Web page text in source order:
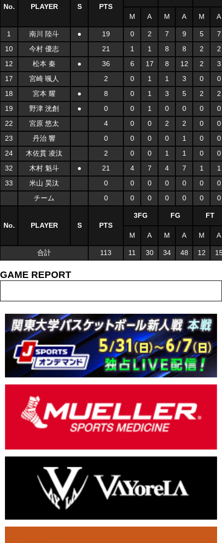
No. PLAYER S PTS
M A M A M A
1 南川 陸斗 ● 19 0 2 7 9 5
7
10
今村 優志 21 1 1 8 8 2
2
12
松本 秦 ● 36 6 17 8 12 2
3
17
宮崎 颯人 2 0 1 1 3 0
0
18
宮本 耀 ● 8 0 1 3 5 2
2
19
野津 洸創 ● 0 0 1 0 0 0
0
22
宮原 悠太 4 0 0 2 2 0
0
23
丹治 響 0 0 0 0 1 0
0
24
木佐貫 凌汰 2 0 0 1 1 0
0
32
木村 魁斗 ● 21 4 7 4 7 1
1
33
米山 昊汰 0 0 0 0 0 0
0
チーム
0 0 0 0 0 0 0
No. PLAYER S PTS
3FG FG FT
M A M A M A
合計 113 11 30 34 48 12
GAME REPORT